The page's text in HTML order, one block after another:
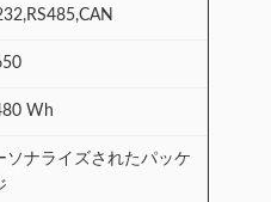
Wh
ソナライズされたパッケ